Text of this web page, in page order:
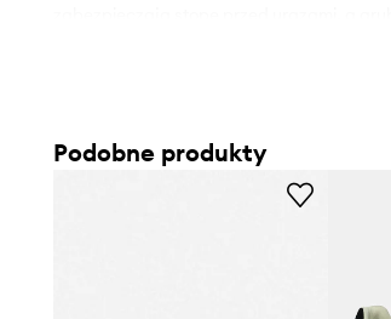
ponadczasowy wygląd.Świetnie będą
chinosami czy krótkimi szortami
.
mieście, wyjścia na turystyczne szlaki,
Podobne produkty